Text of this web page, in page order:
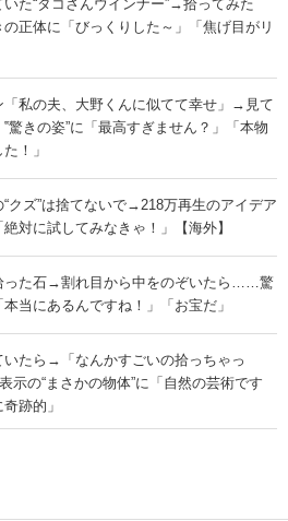
た“タコさんウインナー”→拾ってみた
体に「びっくりした～」「焦げ目がリ
「私の夫、大野くんに似てて幸せ」→見て
きの姿”に「最高すぎません？」「本物
！」
クズ”は捨てないで→218万再生のアイデア
対に試してみなきゃ！」【海外】
った石→割れ目から中をのぞいたら……驚
当にあるんですね！」「お宝だ」
いたら→「なんかすごいの拾っちゃっ
示の“まさかの物体”に「自然の芸術です
跡的」